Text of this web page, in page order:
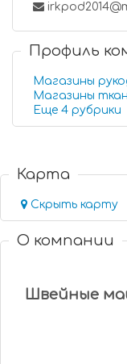
Профиль
Магазины
Магазины
Еще 4 рубрики
Карта
Скрыть карту
О компании
Швейные